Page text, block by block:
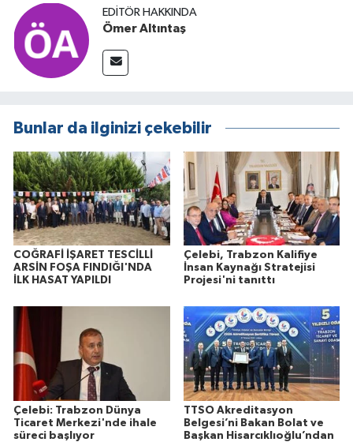
EDITÖR HAKKINDA
Ömer Altıntaş
Bunlar da ilginizi çekebilir
COĞRAFİ İŞARET TESCİLLİ
ARSİN FOŞA FINDIĞI'NDA
İLK HASAT YAPILDI
Çelebi, Trabzon Kalifiye
İnsan Kaynağı Stratejisi
Projesi'ni tanıttı
Çelebi: Trabzon Dünya
Ticaret Merkezi'nde ihale
süreci başlıyor
TTSO Akreditasyon
Belgesi’ni Bakan Bolat ve
Başkan Hisarcıklıoğlu’ndan